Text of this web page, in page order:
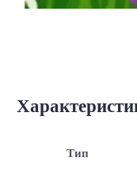
Тип